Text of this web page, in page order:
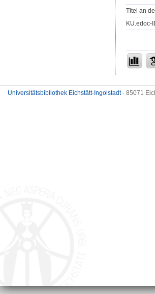
Titel an
KU.edoc-
Universitätsbibliothek Eichstätt-Ingolstadt- 85071